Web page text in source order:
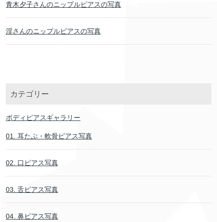
青木夕子さんのニップルピアスの写真
淫さんのニップルピアスの写真
カテゴリー
ボディピアスギャラリー
01. 耳たぶ・軟骨ピアス写真
02. 口ピアス写真
03. 舌ピアス写真
04. 鼻ピアス写真